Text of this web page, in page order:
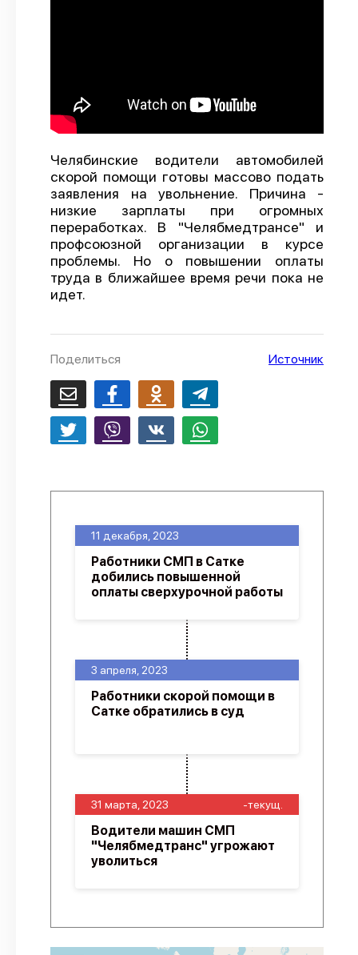
Челябинские водители автомобилей
скорой помощи готовы массово подать
заявления на увольнение. Причина -
низкие зарплаты при огромных
переработках. В "Челябмедтрансе" и
профсоюзной организации в курсе
проблемы. Но о повышении оплаты
труда в ближайшее время речи пока не
идет.
Поделиться Источник
31 марта, 2023 -текущ.
Водители машин СМП
"Челябмедтранс" угрожают
уволиться
3 апреля, 2023
Работники скорой помощи в
Сатке обратились в суд
11 декабря, 2023
Работники СМП в Сатке
добились повышенной
оплаты сверхурочной работы